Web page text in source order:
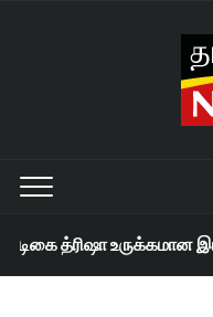
த்ரிஷா உருக்கமான